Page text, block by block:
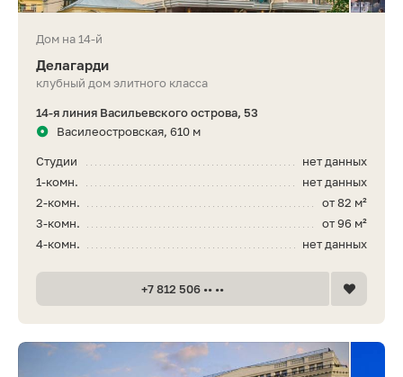
Дом на 14-й
Делагарди
клубный дом элитного класса
14-я линия Васильевского острова, 53
Василеостровская, 610 м
нет данных
Студии
нет данных
1-комн.
от 82 м²
2-комн.
от 96 м²
3-комн.
нет данных
4-комн.
+7 812 506 •• ••